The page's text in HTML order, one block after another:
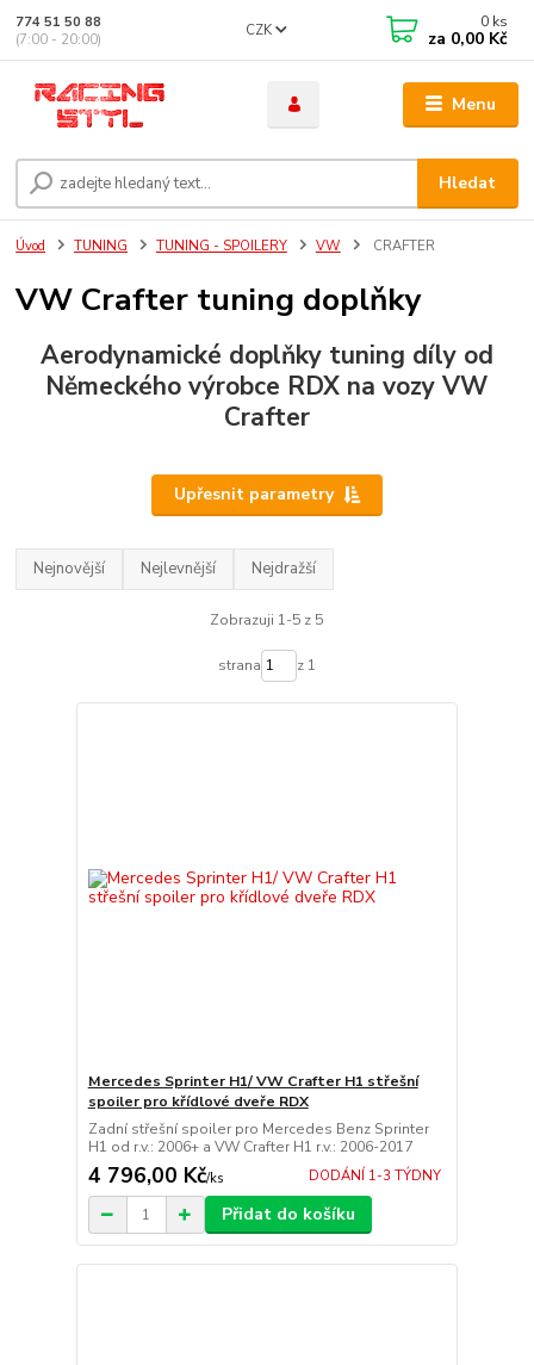
Menu
CZK
Hledat
774 51 50 88
(7:00 - 20:00)
0 ks
za 0,00 Kč
Úvod TUNING TUNING - SPOILERY VW CRAFTER
VW Crafter tuning doplňky
Aerodynamické doplňky tuning díly od
Německého výrobce RDX na vozy VW
Crafter
Upřesnit parametry
Nejnovější Nejlevnější Nejdražší
Zobrazuji 1-5 z 5
strana z 1
Mercedes Sprinter H1/ VW Crafter H1 střešní
spoiler pro křídlové dveře RDX
Zadní střešní spoiler pro Mercedes Benz Sprinter
H1 od r.v.: 2006+ a VW Crafter H1 r.v.: 2006-2017
4 796,00 Kč/ks DODÁNÍ 1-3 TÝDNY
Přidat do košíku